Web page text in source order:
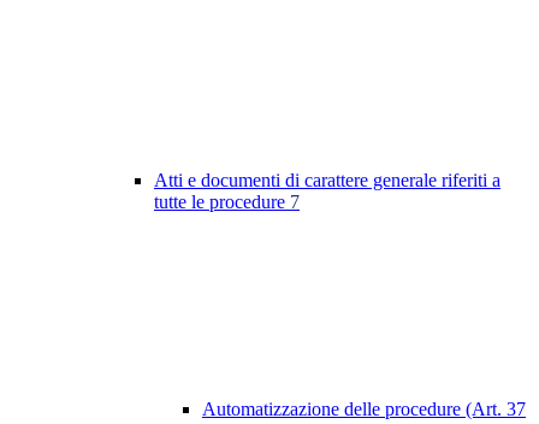
Atti e documenti di carattere generale riferiti a
tutte le procedure 7
Automatizzazione delle procedure (Art. 37